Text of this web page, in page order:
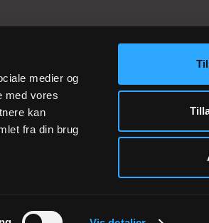
medier og
med vores
kan
fra din brug